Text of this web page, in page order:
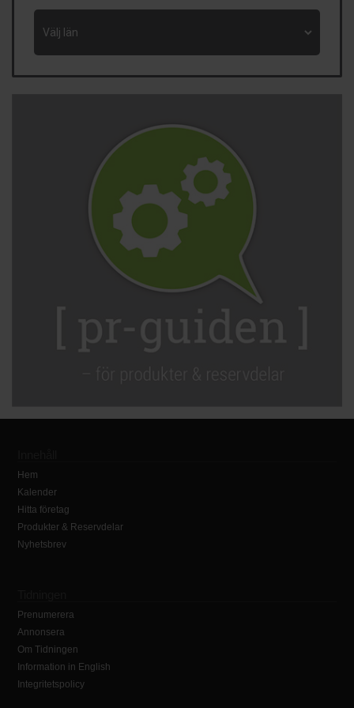
Hem
Kalender
Hitta företag
Produkter & Reservdelar
Nyhetsbrev
Prenumerera
Annonsera
Om Tidningen
Information in English
Integritetspolicy